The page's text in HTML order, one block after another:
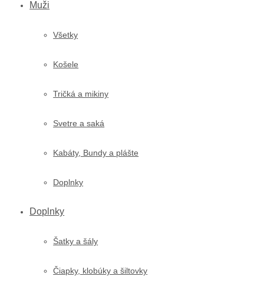
Muži
Všetky
Košele
Tričká a mikiny
Svetre a saká
Kabáty, Bundy a plášte
Doplnky
Doplnky
Šatky a šály
Čiapky, klobúky a šiltovky